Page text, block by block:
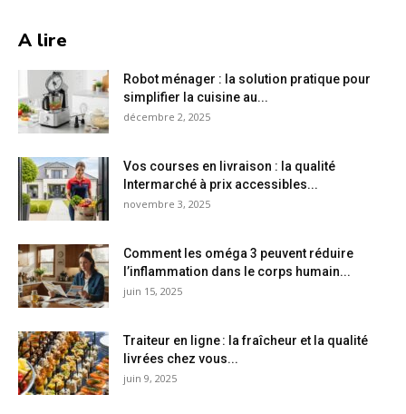
A lire
Robot ménager : la solution pratique pour
simplifier la cuisine au...
décembre 2, 2025
Vos courses en livraison : la qualité
Intermarché à prix accessibles...
novembre 3, 2025
Comment les oméga 3 peuvent réduire
l’inflammation dans le corps humain...
juin 15, 2025
Traiteur en ligne : la fraîcheur et la qualité
livrées chez vous...
juin 9, 2025